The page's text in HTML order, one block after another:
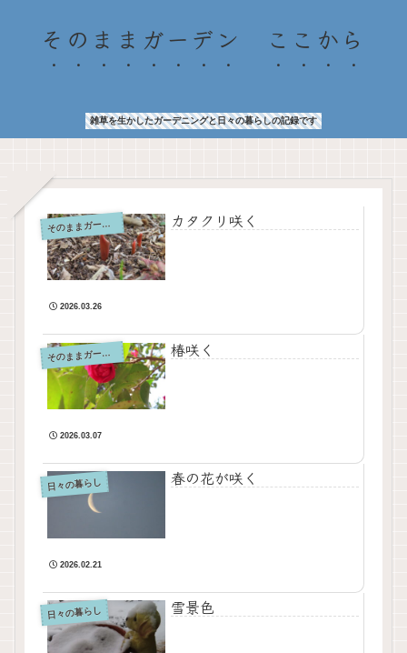
そのままガーデン ここから
雑草を生かしたガーデニングと日々の暮らしの記録です
そ
のままガーデン カタクリ咲く
2026.03.26
そ
のままガーデン 椿咲く
2026.03.07
日々の暮らし 春の花が咲く
2026.02.21
日々の暮らし 雪景色